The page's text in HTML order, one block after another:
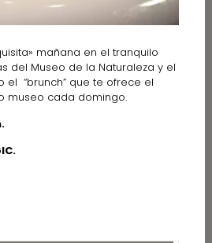
mañana en el tranquilo
del Museo de la Naturaleza y el
el “brunch” que te ofrece el
museo cada domingo.